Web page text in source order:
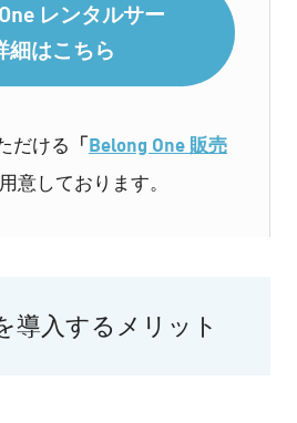
レンタルサー
細はこちら
だける 「Belong One 販売
意しております。
導入するメリット